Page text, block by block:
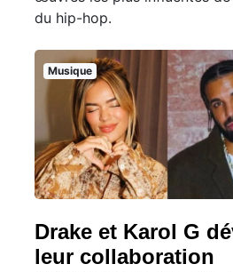
du hip-hop.
Musique
Drake et Karol G
leur collaboration